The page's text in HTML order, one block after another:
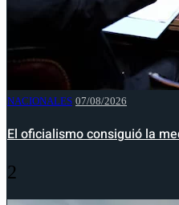
NACIONALES 07/08/2026
El oficialismo consiguió la
2